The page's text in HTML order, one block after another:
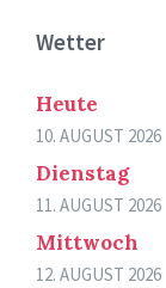
Wetter
Heute
10. AUGUST 2026
Dienstag
11. AUGUST 2026
Mittwoch
12. AUGUST 2026